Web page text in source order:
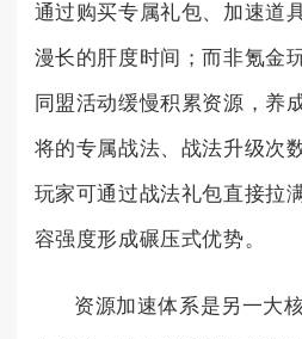
通过购买专属礼包、加速道
漫长的肝度时间；而非氪金
同盟活动缓慢积累资源，养
将的专属战法、战法升级次
玩家可通过战法礼包直接拉
容强度形成碾压式优势。
资源加速体系是另一大